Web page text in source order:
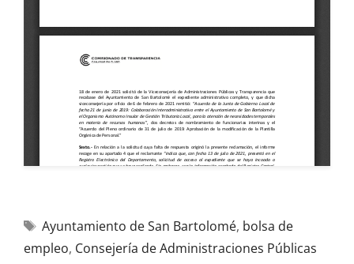
Ayuntamiento de San Bartolomé, bolsa de
empleo, Consejería de Administraciones Públicas